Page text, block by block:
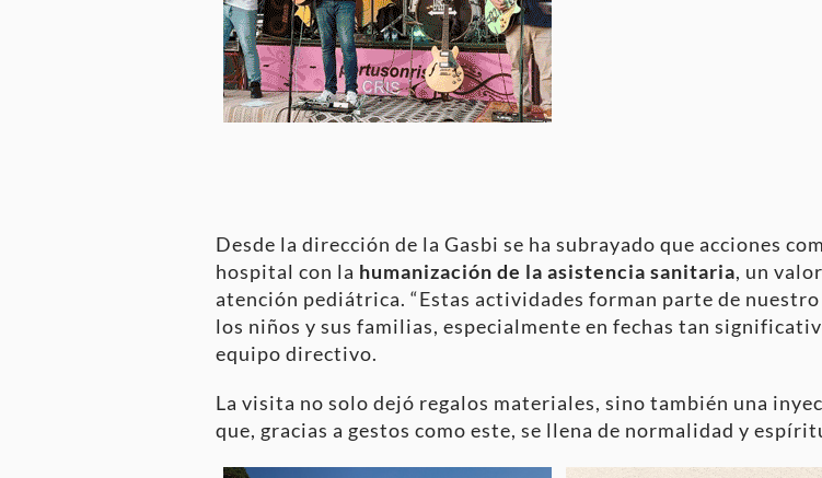
Desde la dirección de la Gasbi se ha subrayado que acciones
hospital con la humanización de la asistencia sanitaria, un
atención pediátrica. “Estas actividades forman parte de
los niños y sus familias, especialmente en fechas tan
equipo directivo.
La visita no solo dejó regalos materiales, sino también una
que, gracias a gestos como este, se llena de normalidad y